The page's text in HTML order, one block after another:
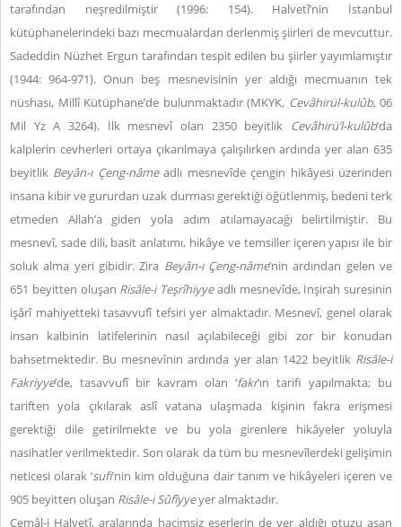
tarafından neşredilmiştir (1996: 154). Halvetî’nin İstanbul
kütüphanelerindeki bazı mecmualardan derlenmiş şiirleri de mevcuttur.
Sadeddin Nüzhet Ergun tarafından tespit edilen bu şiirler yayımlamıştır
(1944: 964-971). Onun beş mesnevisinin yer aldığı mecmuanın tek
nüshası, Millî Kütüphane’de bulunmaktadır (MKYK, Cevâhirül-kulûb, 06
Mil Yz A 3264). İlk mesnevî olan 2350 beyitlik Cevâhirü’l-kulûb’da
kalplerin cevherleri ortaya çıkarılmaya çalışılırken ardında yer alan 635
beyitlik Beyân-ı Çeng-nâmeadlı mesnevîde çengin hikâyesi üzerinden
insana kibir ve gururdan uzak durması gerektiği öğütlenmiş, bedeni terk
etmeden Allah’a giden yola adım atılamayacağı belirtilmiştir. Bu
mesnevî, sade dili, basit anlatımı, hikâye ve temsiller içeren yapısı ile bir
soluk alma yeri gibidir. Zira Beyân-ı Çeng-nâme’nin ardından gelen ve
651 beyitten oluşan Risâle-i Teşrîhiyyeadlı mesnevîde, İnşirah suresinin
işârî mahiyetteki tasavvufî tefsiri yer almaktadır. Mesnevî, genel olarak
insan kalbinin latifelerinin nasıl açılabileceği gibi zor bir konudan
bahsetmektedir. Bu mesnevînin ardında yer alan 1422 beyitlik Risâle-i
Fakriyye’de, tasavvufî bir kavram olan ‘fakr’ın tarifi yapılmakta; bu
tariften yola çıkılarak aslî vatana ulaşmada kişinin fakra erişmesi
gerektiği dile getirilmekte ve bu yola girenlere hikâyeler yoluyla
nasihatler verilmektedir. Son olarak da tüm bu mesnevîlerdeki gelişimin
neticesi olarak ‘sufi’nin kim olduğuna dair tanım ve hikâyeleri içeren ve
905 beyitten oluşan Risâle-i Sûfîyyeyer almaktadır.
Cemâl-i Halvetî, aralarında hacimsiz eserlerin de yer aldığı otuzu aşan